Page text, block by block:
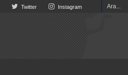
Twitter Instagram